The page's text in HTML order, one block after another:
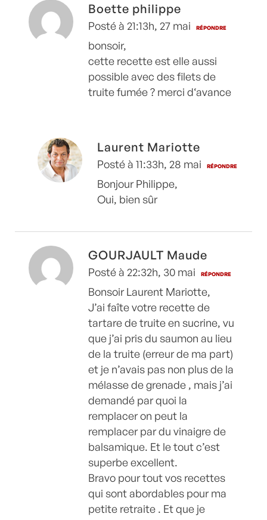
Boette philippe
Posté à 21:13h, 27 mai RÉPONDRE
bonsoir,
cette recette est elle aussi
possible avec des filets de
truite fumée ? merci d‘avance
Laurent Mariotte
Posté à 11:33h, 28 mai RÉPONDRE
Bonjour Philippe,
Oui, bien sûr
GOURJAULT Maude
Posté à 22:32h, 30 mai RÉPONDRE
Bonsoir Laurent Mariotte,
J’ai faîte votre recette de
tartare de truite en sucrine, vu
que j’ai pris du saumon au lieu
de la truite (erreur de ma part)
et je n’avais pas non plus de la
mélasse de grenade , mais j’ai
demandé par quoi la
remplacer on peut la
remplacer par du vinaigre de
balsamique. Et le tout c’est
superbe excellent.
Bravo pour tout vos recettes
qui sont abordables pour ma
petite retraite . Et que je